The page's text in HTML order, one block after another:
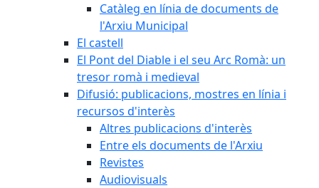
Catàleg en línia de documents de
l'Arxiu Municipal
El castell
El Pont del Diable i el seu Arc Romà: un
tresor romà i medieval
Difusió: publicacions, mostres en línia i
recursos d'interès
Altres publicacions d'interès
Entre els documents de l'Arxiu
Revistes
Audiovisuals